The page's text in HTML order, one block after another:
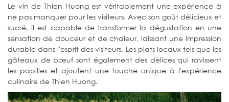
Le vin de Thien Huong est véritablement une expérience à
ne pas manquer pour les visiteurs. Avec son goût délicieux et
sucré, il est capable de transformer la dégustation en une
sensation de douceur et de chaleur, laissant une impression
durable dans l'esprit des visiteurs. Les plats locaux tels que les
gâteaux de bœuf sont également des délices qui ravissent
les papilles et ajoutent une touche unique à l'expérience
culinaire de Thien Huong.